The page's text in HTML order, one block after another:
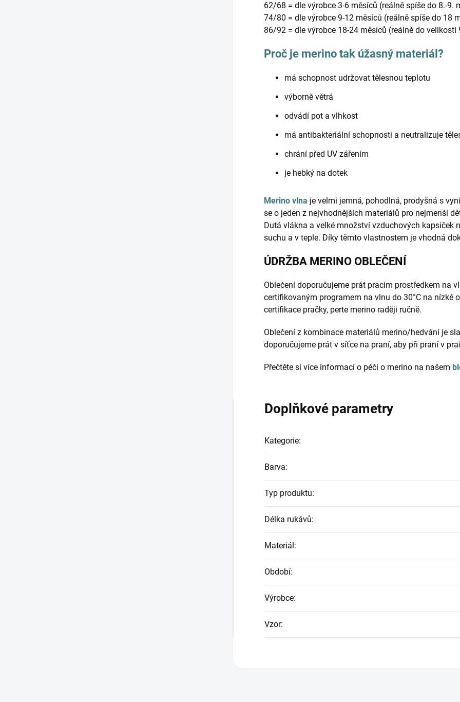
62/68 = dle výrobce 3-6 měsíců (reálně spíše do 8.-9.
74/80 = dle výrobce 9-12 měsíců (reálně spíše do 18
86/92 = dle výrobce 18-24 měsíců (reálně do velikosti
Proč je merino tak úžasný materiál?
má schopnost udržovat tělesnou teplotu
výborně větrá
odvádí pot a vlhkost
má antibakteriální schopnosti a neutralizuje
chrání před UV zářením
je hebký na dotek
Merino vlna je velmi jemná, pohodlná, prodyšná s
se o jeden z nejvhodnějších materiálů pro nejmenší
Dutá vlákna a velké množství vzduchových kapsiček
suchu a v teple. Díky těmto vlastnostem je vhodná
ÚDRŽBA MERINO OBLEČENÍ
Oblečení doporučujeme prát pracím prostředkem na
certifikovaným programem na vlnu do 30°C na nízké
certifikace pračky, perte merino raději ručně.
Oblečení z kombinace materiálů merino/hedvání je
doporučujeme prát v síťce na praní, aby při praní v
Přečtěte si více informací o péči o merino na našem
Doplňkové parametry
Kategorie:
Barva:
Typ produktu:
Délka rukávů:
Materiál:
Období:
Výrobce:
Vzor: